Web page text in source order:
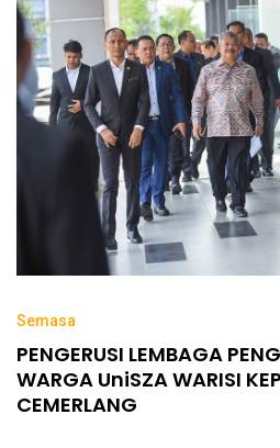
Semasa
PENGERUSI LEMBAGA
WARGA UniSZA WARISI
CEMERLANG